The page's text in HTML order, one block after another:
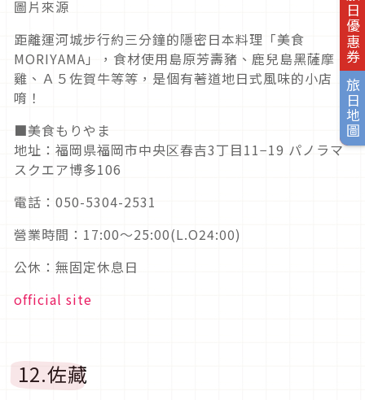
旅日優惠券
旅日地圖
圖片來源
距離運河城步行約三分鐘的隱密日本料理「美食
MORIYAMA」，食材使用島原芳壽豬、鹿兒島黑薩摩
雞、Ａ５佐賀牛等等，是個有著道地日式風味的小店
唷！
■美食もりやま
地址：福岡県福岡市中央区春吉3丁目11−19 パノラマ
スクエア博多106
電話：050-5304-2531
營業時間：17:00〜25:00(L.O24:00)
公休：無固定休息日
official site
12.佐藏